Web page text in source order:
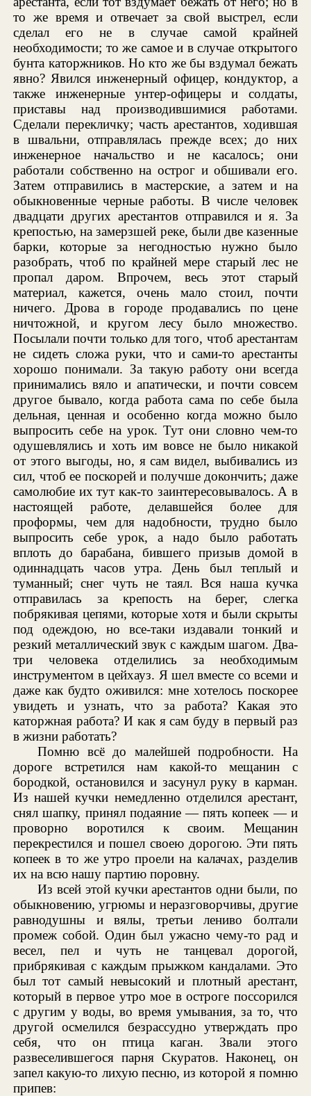
то же время и отвечает за свой выстрел, если
сделал его не в случае самой крайней
необходимости; то же самое и в случае открытого
бунта каторжников. Но кто же бы вздумал бежать
явно? Явился инженерный офицер, кондуктор, а
также инженерные унтер-офицеры и солдаты,
приставы над производившимися работами.
Сделали перекличку; часть арестантов, ходившая
в швальни, отправлялась прежде всех; до них
инженерное начальство и не касалось; они
работали собственно на острог и обшивали его.
Затем отправились в мастерские, а затем и на
обыкновенные черные работы. В числе человек
двадцати других арестантов отправился и я. За
крепостью, на замерзшей реке, были две казенные
барки, которые за негодностью нужно было
разобрать, чтоб по крайней мере старый лес не
пропал даром. Впрочем, весь этот старый
материал, кажется, очень мало стоил, почти
ничего. Дрова в городе продавались по цене
ничтожной, и кругом лесу было множество.
Посылали почти только для того, чтоб арестантам
не сидеть сложа руки, что и сами-то арестанты
хорошо понимали. За такую работу они всегда
принимались вяло и апатически, и почти совсем
другое бывало, когда работа сама по себе была
дельная, ценная и особенно когда можно было
выпросить себе на урок. Тут они словно чем-то
одушевлялись и хоть им вовсе не было никакой
от этого выгоды, но, я сам видел, выбивались из
сил, чтоб ее поскорей и получше докончить; даже
самолюбие их тут как-то заинтересовывалось. А в
настоящей работе, делавшейся более для
проформы, чем для надобности, трудно было
выпросить себе урок, а надо было работать
вплоть до барабана, бившего призыв домой в
одиннадцать часов утра. День был теплый и
туманный; снег чуть не таял. Вся наша кучка
отправилась за крепость на берег, слегка
побрякивая цепями, которые хотя и были скрыты
под одеждою, но все-таки издавали тонкий и
резкий металлический звук с каждым шагом. Два-
три человека отделились за необходимым
инструментом в цейхауз. Я шел вместе со всеми и
даже как будто оживился: мне хотелось поскорее
увидеть и узнать, что за работа? Какая это
каторжная работа? И как я сам буду в первый раз
в жизни работать?
Помню всё до малейшей подробности. На
дороге встретился нам какой-то мещанин с
бородкой, остановился и засунул руку в карман.
Из нашей кучки немедленно отделился арестант,
снял шапку, принял подаяние — пять копеек — и
проворно воротился к своим. Мещанин
перекрестился и пошел своею дорогою. Эти пять
копеек в то же утро проели на калачах, разделив
их на всю нашу партию поровну.
Из всей этой кучки арестантов одни были, по
обыкновению, угрюмы и неразговорчивы, другие
равнодушны и вялы, третьи лениво болтали
промеж собой. Один был ужасно чему-то рад и
весел, пел и чуть не танцевал дорогой,
прибрякивая с каждым прыжком кандалами. Это
был тот самый невысокий и плотный арестант,
который в первое утро мое в остроге поссорился
с другим у воды, во время умывания, за то, что
другой осмелился безрассудно утверждать про
себя, что он птица каган. Звали этого
развеселившегося парня Скуратов. Наконец, он
запел какую-то лихую песню, из которой я помню
припев: